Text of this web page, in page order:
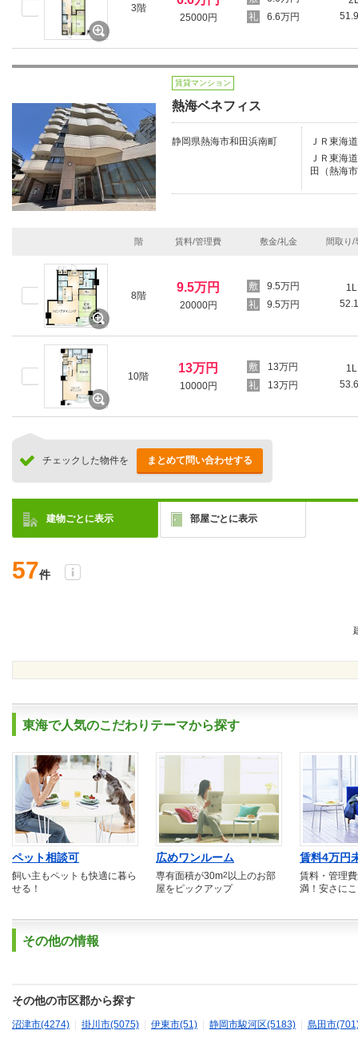
3階
25000円
6.6万円
賃貸マンション
熱海ベネフィス
静岡県熱海市和田浜南町
ＪＲ東海
ＪＲ東海
田（熱海
階 賃料/管理費 敷金/礼金 間取り/
8階
9.5万円
20000円
9.5万円
9.5万円
10階
13万円
10000円
13万円
13万円
チェックした物件を まとめて問い合わせする
建物ごとに表示 部屋ごとに表示
57件
東海で人気のこだわりテーマから探す
ペット相談可
飼い主もペットも快適に暮ら
せる！
広めワンルーム
専有面積が30m2 以上のお部
屋をピックアップ
賃料4万円
賃料・管理
満！安さに
その他の情報
その他の市区郡から探す
沼津市(4274) 掛川市(5075) 伊東市(51) 静岡市駿河区(5183) 島田市